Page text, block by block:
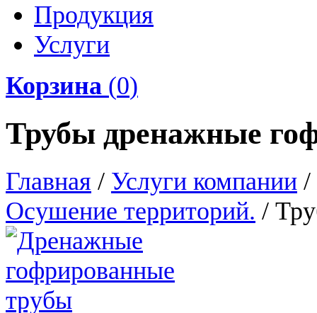
Продукция
Услуги
Корзина (0)
Трубы дренажные
Главная / Услуги компании /
Осушение территорий. /